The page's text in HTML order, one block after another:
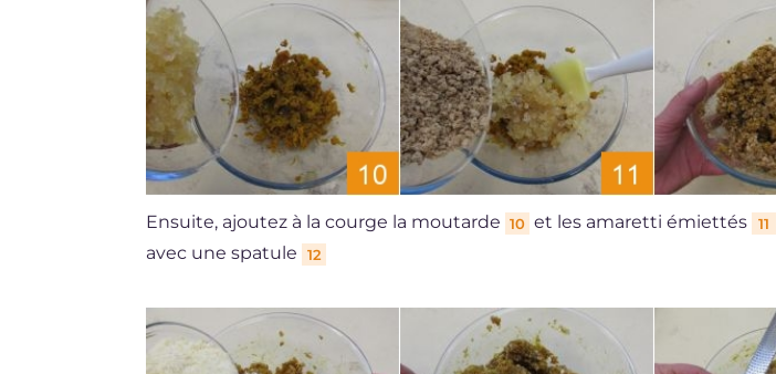
Ensuite, ajoutez à la courge la moutarde 10 et les amaretti émiettés 11
avec une spatule
12